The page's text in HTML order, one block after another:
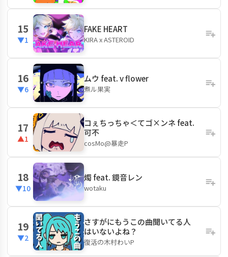
15
▼1
FAKE HEART
KIRA x ASTEROID
16
▼6
ムウ feat. v flower
煮ル果実
17
▲1
コぇちっちゃ＜てゴ×ンネ feat.
可不
cosMo@暴走P
18
▼10
燭 feat. 鏡音レン
wotaku
19
▼2
さすがにもうこの曲聞いてる人
はいないよね？
復活の木村わいP